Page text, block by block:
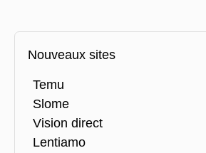
Nouveaux sites
Temu
Slome
Vision direct
Lentiamo